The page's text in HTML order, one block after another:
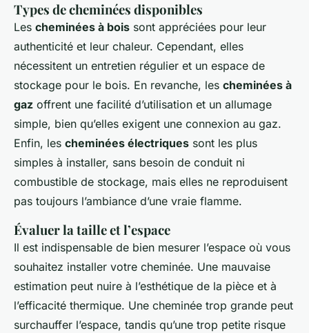
Types de cheminées disponibles
Les cheminées à bois sont appréciées pour leur
authenticité et leur chaleur. Cependant, elles
nécessitent un entretien régulier et un espace de
stockage pour le bois. En revanche, les cheminées à
gaz offrent une facilité d’utilisation et un allumage
simple, bien qu’elles exigent une connexion au gaz.
Enfin, les cheminées électriques sont les plus
simples à installer, sans besoin de conduit ni
combustible de stockage, mais elles ne reproduisent
pas toujours l’ambiance d’une vraie flamme.
Évaluer la taille et l’espace
Il est indispensable de bien mesurer l’espace où vous
souhaitez installer votre cheminée. Une mauvaise
estimation peut nuire à l’esthétique de la pièce et à
l’efficacité thermique. Une cheminée trop grande peut
surchauffer l’espace, tandis qu’une trop petite risque